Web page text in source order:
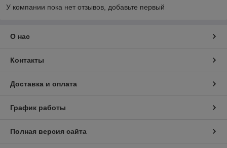
У компании пока нет отзывов, добавьте первый
О нас
Контакты
Доставка и оплата
График работы
Полная версия сайта